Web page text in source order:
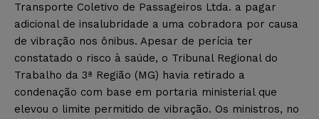
Transporte Coletivo de Passageiros Ltda. a pagar
adicional de insalubridade a uma cobradora por causa
de vibração nos ônibus. Apesar de perícia ter
constatado o risco à saúde, o Tribunal Regional do
Trabalho da 3ª Região (MG) havia retirado a
condenação com base em portaria ministerial que
elevou o limite permitido de vibração. Os ministros, no